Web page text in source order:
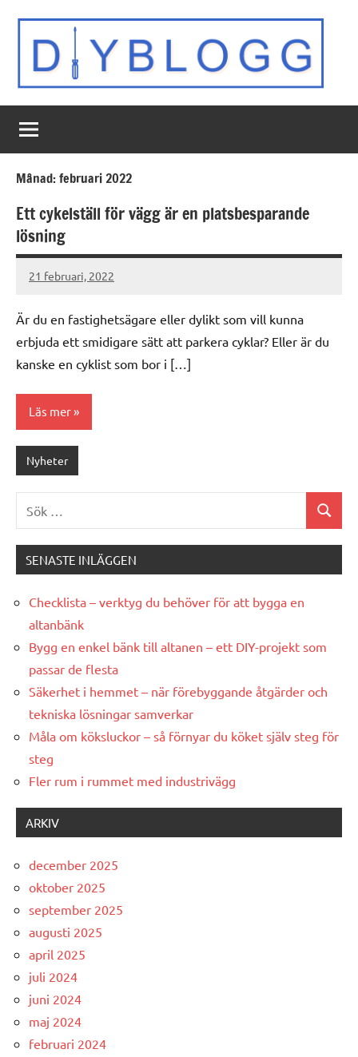
DIY
Blogg
hemmabygge
Månad:februari 2022
Ett cykelställ för vägg är en platsbesparande
lösning
21 februari, 2022
webmaster
Inga
Är du en fastighetsägare eller dylikt som vill kunna
erbjuda ett smidigare sätt att parkera cyklar? Eller är du
kanske en cyklist som bor i […]
Läs mer
Nyheter
efter:
Sök
SENASTE INLÄGGEN
Checklista – verktyg du behöver för att bygga en
altanbänk
Bygg en enkel bänk till altanen – ett DIY-projekt som
passar de flesta
Säkerhet i hemmet – när förebyggande åtgärder och
tekniska lösningar samverkar
Måla om köksluckor – så förnyar du köket själv steg för
steg
Fler rum i rummet med industrivägg
ARKIV
december 2025
oktober 2025
september 2025
augusti 2025
april 2025
juli 2024
juni 2024
maj 2024
februari 2024